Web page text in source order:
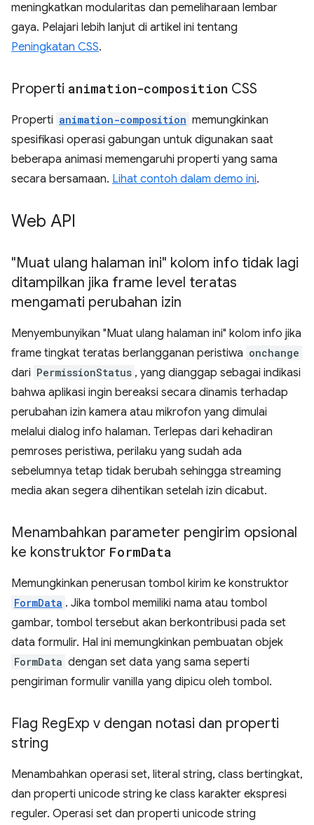
meningkatkan modularitas dan pemeliharaan lembar
gaya. Pelajari lebih lanjut di artikel ini tentang
Peningkatan CSS.
Properti animation-composition CSS
Properti animation-composition memungkinkan
spesifikasi operasi gabungan untuk digunakan saat
beberapa animasi memengaruhi properti yang sama
secara bersamaan. Lihat contoh dalam demo ini.
Web API
"Muat ulang halaman ini" kolom info tidak lagi
ditampilkan jika frame level teratas
mengamati perubahan izin
Menyembunyikan "Muat ulang halaman ini" kolom info jika
frame tingkat teratas berlangganan peristiwa onchange
dari PermissionStatus , yang dianggap sebagai indikasi
bahwa aplikasi ingin bereaksi secara dinamis terhadap
perubahan izin kamera atau mikrofon yang dimulai
melalui dialog info halaman. Terlepas dari kehadiran
pemroses peristiwa, perilaku yang sudah ada
sebelumnya tetap tidak berubah sehingga streaming
media akan segera dihentikan setelah izin dicabut.
Menambahkan parameter pengirim opsional
ke konstruktor FormData
Memungkinkan penerusan tombol kirim ke konstruktor
FormData . Jika tombol memiliki nama atau tombol
gambar, tombol tersebut akan berkontribusi pada set
data formulir. Hal ini memungkinkan pembuatan objek
FormData dengan set data yang sama seperti
pengiriman formulir vanilla yang dipicu oleh tombol.
Flag RegExp v dengan notasi dan properti
string
Menambahkan operasi set, literal string, class bertingkat,
dan properti unicode string ke class karakter ekspresi
reguler. Operasi set dan properti unicode string